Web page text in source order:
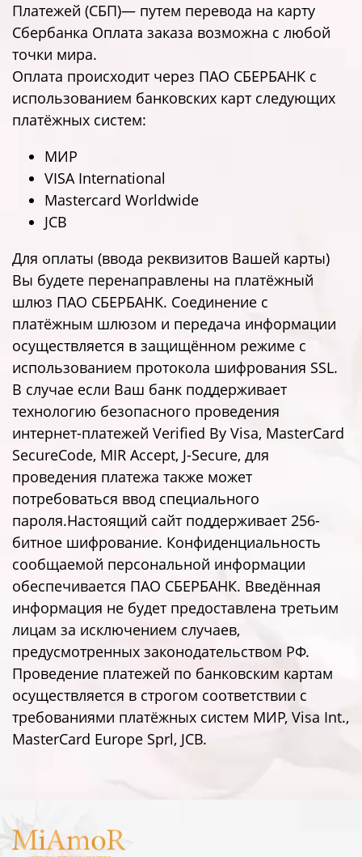
Платежей (СБП)— путем перевода на карту
Сбербанка Оплата заказа возможна с любой
точки мира.
Оплата происходит через ПАО СБЕРБАНК с
использованием банковских карт следующих
платёжных систем:
МИР
VISA International
Mastercard Worldwide
JCB
Для оплаты (ввода реквизитов Вашей карты)
Вы будете перенаправлены на платёжный
шлюз ПАО СБЕРБАНК. Соединение с
платёжным шлюзом и передача информации
осуществляется в защищённом режиме с
использованием протокола шифрования SSL.
В случае если Ваш банк поддерживает
технологию безопасного проведения
интернет-платежей Verified By Visa, MasterCard
SecureCode, MIR Accept, J-Secure, для
проведения платежа также может
потребоваться ввод специального
пароля.Настоящий сайт поддерживает 256-
битное шифрование. Конфиденциальность
сообщаемой персональной информации
обеспечивается ПАО СБЕРБАНК. Введённая
информация не будет предоставлена третьим
лицам за исключением случаев,
предусмотренных законодательством РФ.
Проведение платежей по банковским картам
осуществляется в строгом соответствии с
требованиями платёжных систем МИР, Visa Int.,
MasterCard Europe Sprl, JCB.